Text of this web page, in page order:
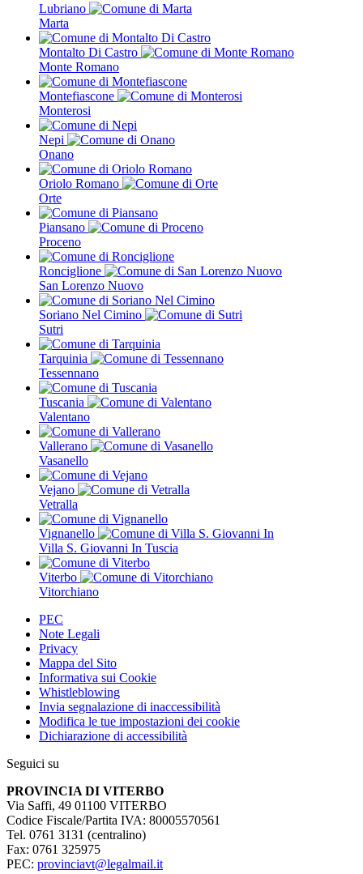
Lubriano
Marta
Montalto Di Castro
Monte Romano
Montefiascone
Monterosi
Nepi
Onano
Oriolo Romano
Orte
Piansano
Proceno
Ronciglione
San Lorenzo Nuovo
Soriano Nel Cimino
Sutri
Tarquinia
Tessennano
Tuscania
Valentano
Vallerano
Vasanello
Vejano
Vetralla
Vignanello
Villa S. Giovanni In Tuscia
Viterbo
Vitorchiano
PEC
Note Legali
Privacy
Mappa del Sito
Informativa sui Cookie
Whistleblowing
Invia segnalazione di inaccessibilità
Modifica le tue impostazioni dei cookie
Dichiarazione di accessibilità
Seguici su
PROVINCIA DI VITERBO
Via Saffi, 49 01100 VITERBO
Codice Fiscale/Partita IVA: 80005570561
Tel. 0761 3131 (centralino)
Fax: 0761 325975
PEC: provinciavt@legalmail.it